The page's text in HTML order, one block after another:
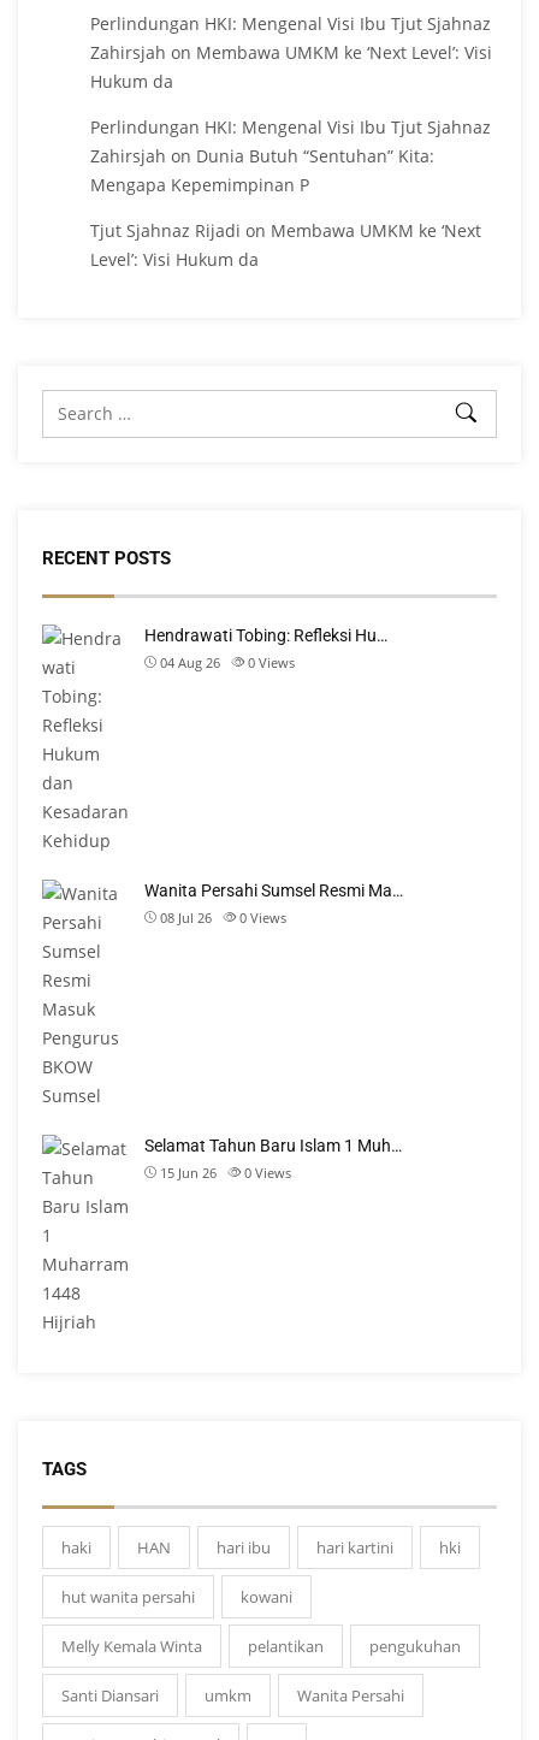
Perlindungan HKI: Mengenal Visi Ibu Tjut Sjahnaz
Zahirsjah on Membawa UMKM ke ‘Next Level’: Visi
Hukum da
Perlindungan HKI: Mengenal Visi Ibu Tjut Sjahnaz
Zahirsjah on Dunia Butuh “Sentuhan” Kita:
Mengapa Kepemimpinan P
Tjut Sjahnaz Rijadi on Membawa UMKM ke ‘Next
Level’: Visi Hukum da
RECENT POSTS
Hendrawati Tobing: Refleksi Hu…
04 Aug 26 0 Views
Wanita Persahi Sumsel Resmi Ma…
08 Jul 26 0 Views
Selamat Tahun Baru Islam 1 Muh…
15 Jun 26 0 Views
TAGS
haki HAN hari ibu hari kartini hki
hut wanita persahi kowani
Melly Kemala Winta pelantikan pengukuhan
Santi Diansari umkm Wanita Persahi